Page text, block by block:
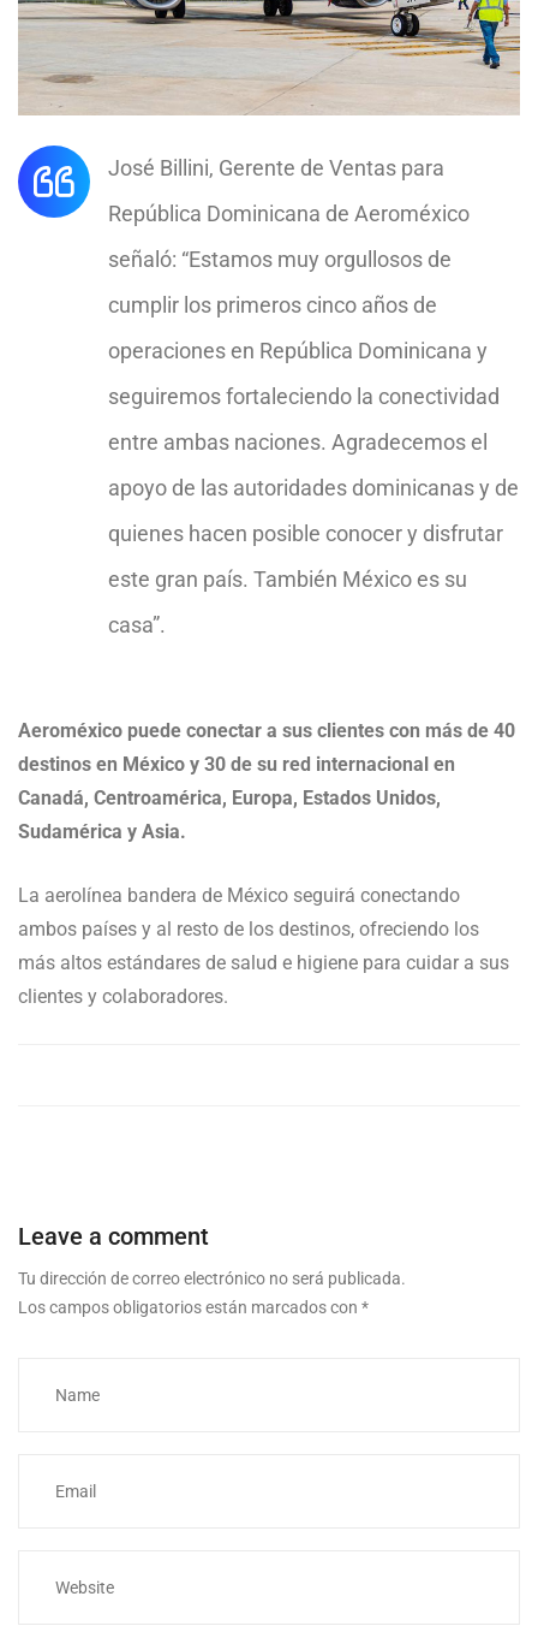
José Billini, Gerente de Ventas para
República Dominicana de Aeroméxico
señaló: “Estamos muy orgullosos de
cumplir los primeros cinco años de
operaciones en República Dominicana y
seguiremos fortaleciendo la conectividad
entre ambas naciones. Agradecemos el
apoyo de las autoridades dominicanas y de
quienes hacen posible conocer y disfrutar
este gran país. También México es su
casa”.
Aeroméxico puede conectar a sus clientes con más de 40
destinos en México y 30 de su red internacional en
Canadá, Centroamérica, Europa, Estados Unidos,
Sudamérica y Asia.
La aerolínea bandera de México seguirá conectando
ambos países y al resto de los destinos, ofreciendo los
más altos estándares de salud e higiene para cuidar a sus
clientes y colaboradores.
Leave a comment
Tu dirección de correo electrónico no será publicada.
Los campos obligatorios están marcados con *